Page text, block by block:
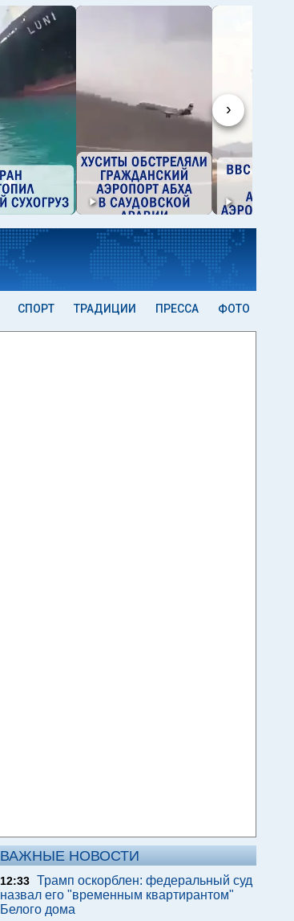
›
СПОРТ ТРАДИЦИИ ПРЕССА ФОТО
ВАЖНЫЕ НОВОСТИ
12:33 Трамп оскорблен: федеральный суд
назвал его "временным квартирантом"
Белого дома